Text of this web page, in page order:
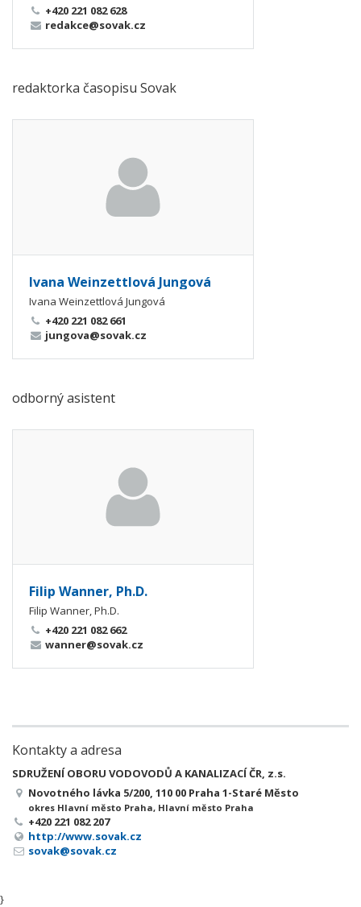
+420 221 082 628
redakce@sovak.cz
redaktorka časopisu Sovak
Ivana Weinzettlová Jungová
Ivana Weinzettlová Jungová
+420 221 082 661
jungova@sovak.cz
odborný asistent
Filip Wanner, Ph.D.
Filip Wanner, Ph.D.
+420 221 082 662
wanner@sovak.cz
Kontakty a adresa
SDRUŽENÍ OBORU VODOVODŮ A KANALIZACÍ ČR, z.s.
Novotného lávka 5/200, 110 00 Praha 1-Staré Město
okres Hlavní město Praha, Hlavní město Praha
+420 221 082 207
http://www.sovak.cz
sovak@sovak.cz
}